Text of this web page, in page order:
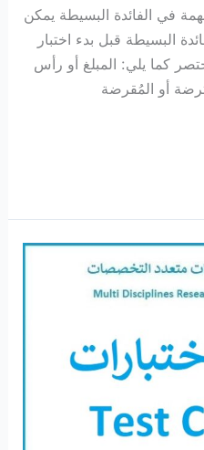
في الفائدة البسيطة يمكن
البسيطة قبل بدء اختبار
كما يلي: المبلغ أو رأس
أو المُقرضة